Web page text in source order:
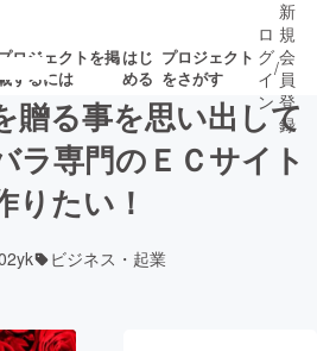
ロジェクトを掲
するには
はじ
める
プロジェクト
をさがす
新着プロ募集終了が近いプ
ロ
グ
イ
ン
/
新
規
会
員
登
録
贈る事を思い出して
ラ専門のＥＣサイト
りたい！
ビジネス・起業